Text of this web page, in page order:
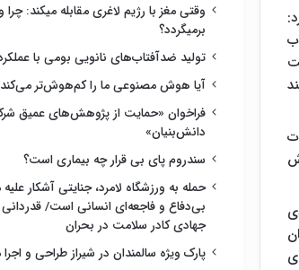
وقتی مغز با رژیم لاغری مقابله میکند: چرا
برمیگردد؟
تولید ضدآفتاب‌های نانویی بومی با
آیا هوش مصنوعی ما را کم‌هوش‌تر
فراخوان «حمایت از پژوهش‌های عمیق
دانش‌بنیان»
سندروم پای بی قرار چه بیماری است؟
حمله به ورزشگاه لامرد، جنایتی آشکار
بی‌دفاع و فاجعه‌ای انسانی است/ قدردانی
جهادی کادر سلامت در بحران
پارک ویژه سالمندان در شیراز طراحی و